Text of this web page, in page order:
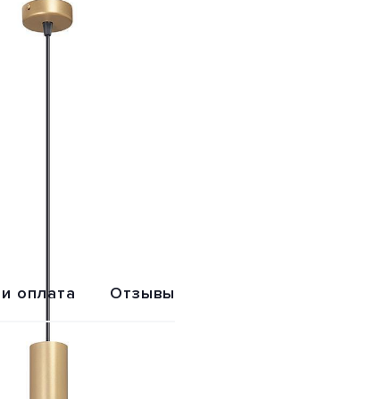
оплата Отзывы
стиль хай-тек. Отлично подойдет для такого типа
материалы: металл. С учетом технических